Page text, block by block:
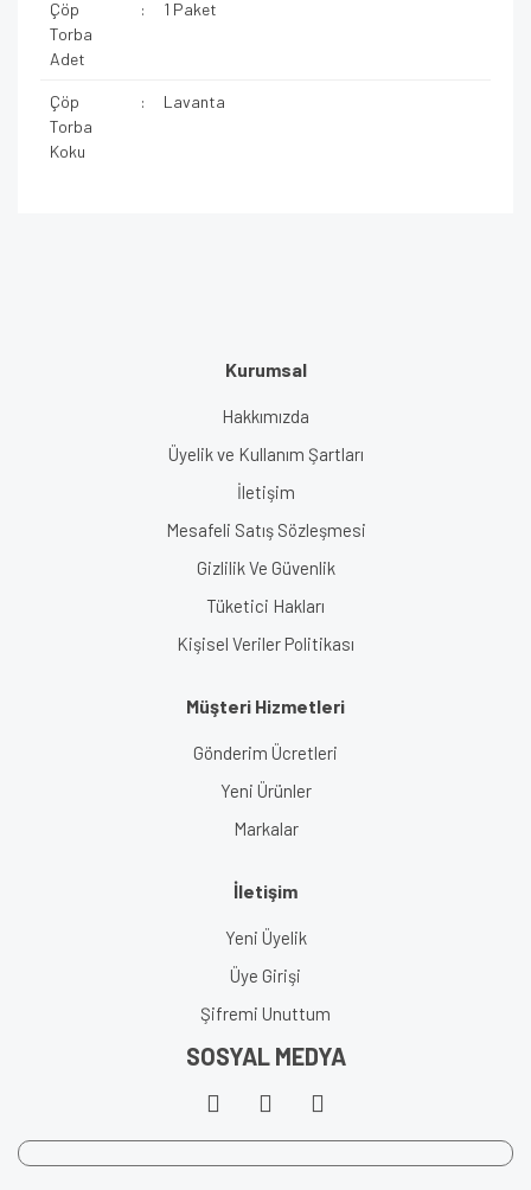
Çöp
Torba
Adet
: 1 Paket
Çöp
Torba
Koku
: Lavanta
Kurumsal
Hakkımızda
Üyelik ve Kullanım Şartları
İletişim
Mesafeli Satış Sözleşmesi
Gizlilik Ve Güvenlik
Tüketici Hakları
Kişisel Veriler Politikası
Müşteri Hizmetleri
Gönderim Ücretleri
Yeni Ürünler
Markalar
İletişim
Yeni Üyelik
Üye Girişi
Şifremi Unuttum
SOSYAL MEDYA